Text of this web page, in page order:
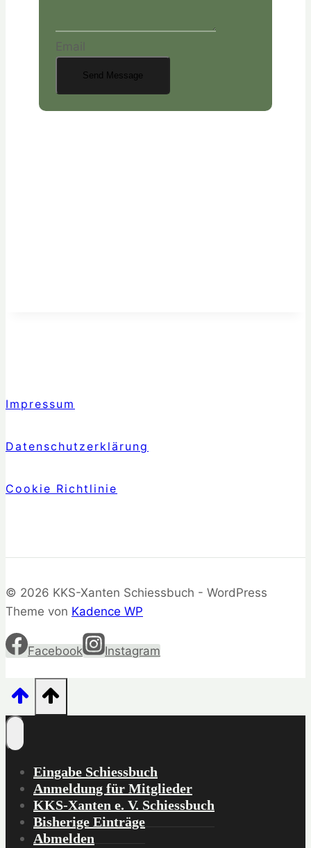
Email
Send Message
Impressum
Datenschutzerklärung
Cookie Richtlinie
© 2026 KKS-Xanten Schiessbuch - WordPress
Theme von Kadence WP
Facebook Instagram
Eingabe Schiessbuch
Anmeldung für Mitglieder
KKS-Xanten e. V. Schiessbuch
Bisherige Einträge
Abmelden